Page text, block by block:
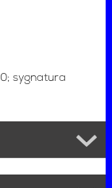
sygnatura